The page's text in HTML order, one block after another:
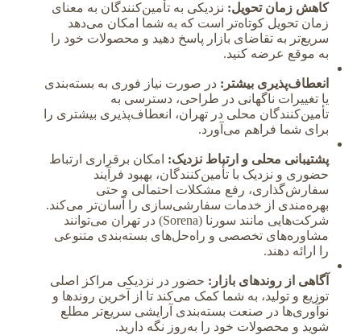
کاهش زمان تحویل: نزدیکی به تأمین‌کنندگان به معنای
زمان تحویل کوتاه‌تر است که به شما امکان می‌دهد
سریع‌تر به تقاضای بازار پاسخ دهید و محصولات خود را
به موقع عرضه کنید.
انعطاف‌پذیری بیشتر: در صورت نیاز فوری به بسته‌بندی
یا تغییرات ناگهانی در طراحی، دسترسی به
تأمین‌کنندگان محلی در تهران، انعطاف‌پذیری بیشتری را
برای شما فراهم می‌آورد.
پشتیبانی محلی و ارتباط نزدیک: امکان برقراری ارتباط
حضوری و نزدیک با تأمین‌کنندگان، بهبود فرآیند
سفارش‌گذاری، رفع مشکلات احتمالی و حتی
بهره‌مندی از خدمات سفارشی‌سازی را آسان‌تر می‌کند.
شرکت‌هایی مانند سورنا (Sorena) در تهران می‌توانند
مشاوره‌های تخصصی و راه‌حل‌های بسته‌بندی متنوعی
را ارائه دهند.
آگاهی از روندهای بازار: حضور در نزدیکی مراکز اصلی
توزیع و تولید، به شما کمک می‌کند تا از آخرین روندها و
نوآوری‌ها در صنعت بسته‌بندی آرایشی سریع‌تر مطلع
شوید و محصولات خود را به‌روز نگه دارید.